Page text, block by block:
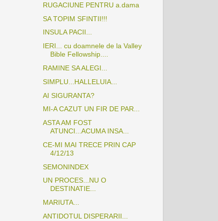
RUGACIUNE PENTRU a.dama
SA TOPIM SFINTII!!!
INSULA PACII...
IERI... cu doamnele de la Valley
Bible Fellowship....
RAMINE SA ALEGI...
SIMPLU...HALLELUIA...
AI SIGURANTA?
MI-A CAZUT UN FIR DE PAR...
ASTA AM FOST
ATUNCI...ACUMA INSA...
CE-MI MAI TRECE PRIN CAP
4/12/13
SEMONINDEX
UN PROCES...NU O
DESTINATIE...
MARIUTA...
ANTIDOTUL DISPERARII...